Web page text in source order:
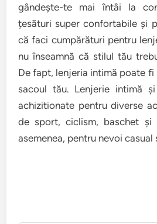
gândește-te mai întâi la
țesături super confortabile și
că faci cumpărături pentru
nu înseamnă că stilul tău
De fapt, lenjeria intimă poate fi
sacoul tău. Lenjerie intimă
achizitionate pentru diverse
de sport, ciclism, baschet
asemenea, pentru nevoi casual